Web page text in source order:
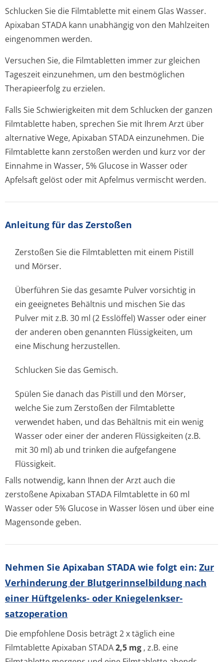
Schlucken Sie die Filmtablette mit einem Glas Wasser.
Apixaban STADA kann unabhängig von den Mahlzeiten
eingenommen werden.
Versuchen Sie, die Filmtabletten immer zur gleichen
Tageszeit einzunehmen, um den bestmöglichen
Therapieerfolg zu erzielen.
Falls Sie Schwierigkeiten mit dem Schlucken der ganzen
Filmtablette haben, sprechen Sie mit Ihrem Arzt über
alternative Wege, Apixaban STADA einzunehmen. Die
Filmtablette kann zerstoßen werden und kurz vor der
Einnahme in Wasser, 5% Glucose in Wasser oder
Apfelsaft gelöst oder mit Apfelmus vermischt werden.
Anleitung für das Zerstoßen
Zerstoßen Sie die Filmtabletten mit einem Pistill
und Mörser.
Überführen Sie das gesamte Pulver vorsichtig in
ein geeignetes Behältnis und mischen Sie das
Pulver mit z.B. 30 ml (2 Esslöffel) Wasser oder einer
der anderen oben genannten Flüssigkeiten, um
eine Mischung herzustellen.
Schlucken Sie das Gemisch.
Spülen Sie danach das Pistill und den Mörser,
welche Sie zum Zerstoßen der Filmtablette
verwendet haben, und das Behältnis mit ein wenig
Wasser oder einer der anderen Flüssigkeiten (z.B.
mit 30 ml) ab und trinken die aufgefangene
Flüssigkeit.
Falls notwendig, kann Ihnen der Arzt auch die
zerstoßene Apixaban STADA Filmtablette in 60 ml
Wasser oder 5% Glucose in Wasser lösen und über eine
Magensonde geben.
Nehmen Sie Apixaban STADA wie folgt ein: Zur
Verhinderung der Blutgerinnsel­bildung nach
einer Hüftgelenks- oder Kniegelenkser­
satzoperation
Die empfohlene Dosis beträgt 2 x täglich eine
Filmtablette Apixaban STADA2,5 mg , z.B. eine